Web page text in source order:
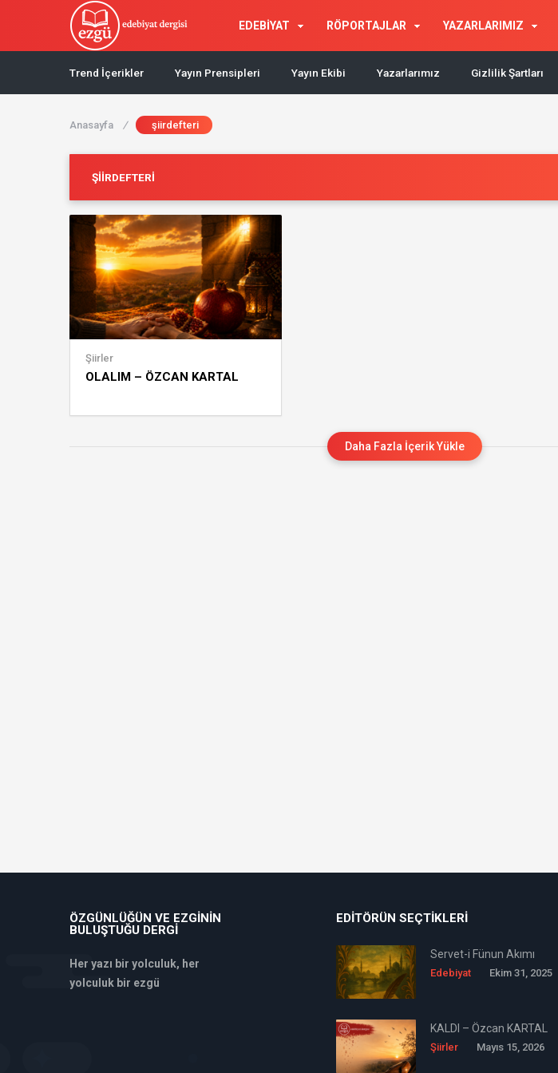
EDEBİYAT RÖPORTAJLAR YAZARLARIMIZ
Trend İçerikler Yayın Prensipleri Yayın Ekibi Yazarlarımız Gizlilik Şartları
Anasayfa / şiirdefteri
ŞIIRDEFTERI
Şiirler
OLALIM – ÖZCAN KARTAL
Daha Fazla İçerik Yükle
ÖZGÜNLÜĞÜN VE EZGININ
BULUŞTUĞU DERGI
Her yazı bir yolculuk, her
yolculuk bir ezgü
EDITÖRÜN SEÇTIKLERI
Servet-i Fünun Akımı
Edebiyat Ekim 31, 2025
KALDI – Özcan KARTAL
Şiirler Mayıs 15, 2026